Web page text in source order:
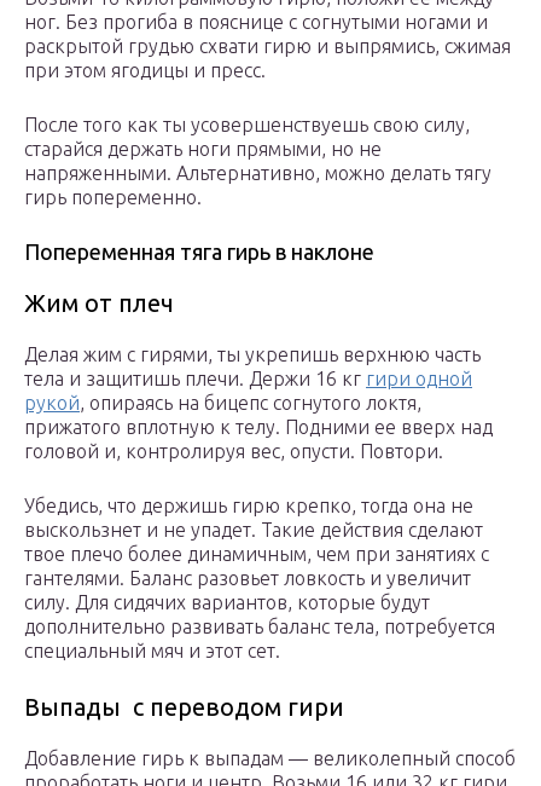
ног. Без прогиба в пояснице с согнутыми ногами и
раскрытой грудью схвати гирю и выпрямись, сжимая
при этом ягодицы и пресс.
После того как ты усовершенствуешь свою силу,
старайся держать ноги прямыми, но не
напряженными. Альтернативно, можно делать тягу
гирь попеременно.
Попеременная тяга гирь в наклоне
Жим от плеч
Делая жим с гирями, ты укрепишь верхнюю часть
тела и защитишь плечи. Держи 16 кг гири одной
рукой, опираясь на бицепс согнутого локтя,
прижатого вплотную к телу. Подними ее вверх над
головой и, контролируя вес, опусти. Повтори.
Убедись, что держишь гирю крепко, тогда она не
выскользнет и не упадет. Такие действия сделают
твое плечо более динамичным, чем при занятиях с
гантелями. Баланс разовьет ловкость и увеличит
силу. Для сидячих вариантов, которые будут
дополнительно развивать баланс тела, потребуется
специальный мяч и этот сет.
Выпады с переводом гири
Добавление гирь к выпадам — великолепный способ